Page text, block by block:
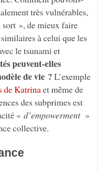
très vulnérables,
sort », de mieux faire
à celui que les
le tsunami et
peuvent-elles
de vie ? L’exemple
de Katrinaet même de
des subprimes est
« d’empowerment »
collective.